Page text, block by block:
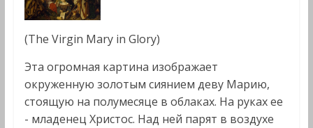
(The Virgin Mary in Glory)
Эта огромная картина изображает
окруженную золотым сиянием деву Марию,
стоящую на полумесяце в облаках. На руках ее
- младенец Христос. Над ней парят в воздухе